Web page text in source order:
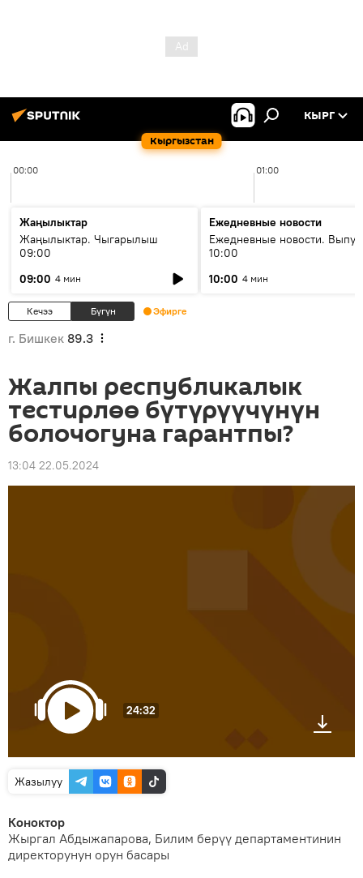
Кыргызстан
КЫРГ
00:00 01:00
Жаңылыктар
Жаңылыктар. Чыгарылыш
09:00
09:00 4 мин
Ежедневные новости
Ежедневные новости.
10:00
10:00 4 мин
Кечээ Бүгүн Эфирге
г. Бишкек 89.3
Жалпы республикалык
тестирлөө бүтүрүүчүнүн
болочогуна гарантпы?
13:04 22.05.2024
24:32
Жазылуу
Коноктор
Жыргал Абдыжапарова, Билим берүү департаментинин
директорунун орун басары